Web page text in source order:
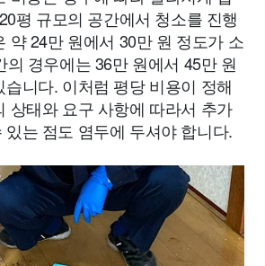
평 규모의 공간에서 청소를 진행
약 24만 원에서 30만 원 정도가 소
의 경우에는 36만 원에서 45만 원
습니다. 이처럼 평당 비용이 정해
상태와 요구 사항에 따라서 추가
는 점도 염두에 두셔야 합니다.